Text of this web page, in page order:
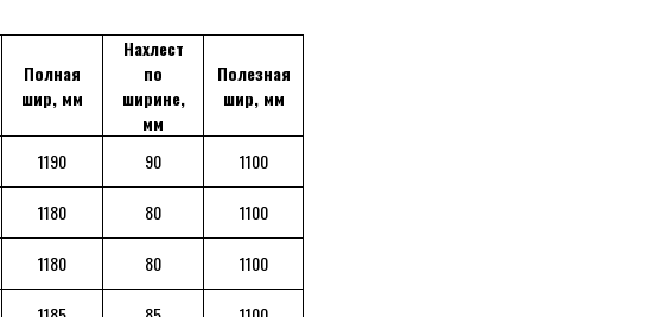
Полная
шир, мм
Нахлест
по
ширине,
мм
Полезная
шир, мм
1190 90 1100
1180 80 1100
1180 80 1100